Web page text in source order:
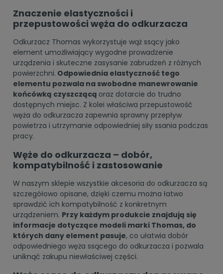
Znaczenie elastyczności i
przepustowości węża do odkurzacza
Odkurzacz Thomas wykorzystuje wąż ssący jako
element umożliwiający wygodne prowadzenie
urządzenia i skuteczne zasysanie zabrudzeń z różnych
powierzchni. Odpowiednia elastyczność tego
elementu pozwala na swobodne manewrowanie
końcówką czyszczącą oraz dotarcie do trudno
dostępnych miejsc. Z kolei właściwa przepustowość
węża do odkurzacza zapewnia sprawny przepływ
powietrza i utrzymanie odpowiedniej siły ssania podczas
pracy.
Węże do odkurzacza – dobór,
kompatybilność i zastosowanie
W naszym sklepie wszystkie akcesoria do odkurzacza są
szczegółowo opisane, dzięki czemu można łatwo
sprawdzić ich kompatybilność z konkretnym
urządzeniem. Przy każdym produkcie znajdują się
informacje dotyczące modeli marki Thomas, do
których dany element pasuje, co ułatwia dobór
odpowiedniego węża ssącego do odkurzacza i pozwala
uniknąć zakupu niewłaściwej części.